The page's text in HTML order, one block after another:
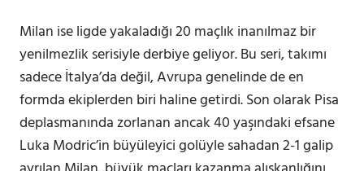
Milan ise ligde yakaladığı 20 maçlık inanılmaz bir
yenilmezlik serisiyle derbiye geliyor. Bu seri, takımı
sadece İtalya’da değil, Avrupa genelinde de en
formda ekiplerden biri haline getirdi. Son olarak Pisa
deplasmanında zorlanan ancak 40 yaşındaki efsane
Luka Modric’in büyüleyici golüyle sahadan 2-1 galip